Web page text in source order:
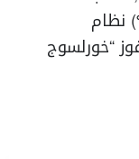
الانتخابات: (59.29%) نظام
“خورلسوج